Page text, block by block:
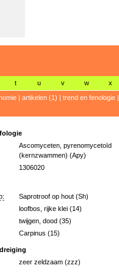
t u v w x
| artikelen (1) | trend en fenologie|
Ascomyceten, pyrenomycetoïd
(kernzwammen) (Apy)
1306020
Saprotroof op hout (Sh)
loofbos, rijke klei (14)
twijgen, dood (35)
Carpinus (15)
zeer zeldzaam (zzz)